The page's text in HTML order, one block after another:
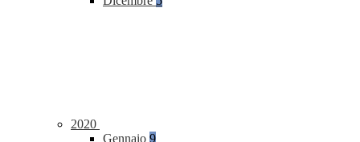
2020
Gennaio 9